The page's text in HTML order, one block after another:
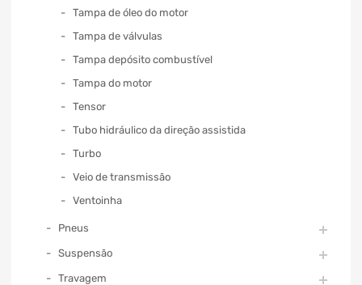
Tampa de óleo do motor
Tampa de válvulas
Tampa depósito combustível
Tampa do motor
Tensor
Tubo hidráulico da direção assistida
Turbo
Veio de transmissão
Ventoinha
Pneus
Suspensão
Travagem